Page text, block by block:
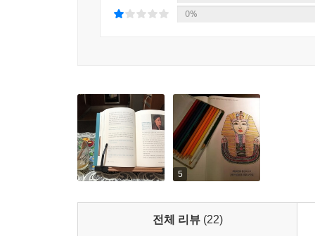
그러나 ‘난처한 미술 이야기’ 시리즈는 일대일
두루 아우른다. 꼭 알아야 하는 기초적인 미술 지
볼 수 있는 한국의 미술까지 풍부한 정보와 이론을
인기 대중 강연자이기도 한 저자의 강의를 따라가
박식한 가이드와 함께 시공을 초월해 폭넓은 미술
르네상스 전문가가 들려주는 더 깊고, 더 다채로운
0%
5
전체 리뷰 (22)